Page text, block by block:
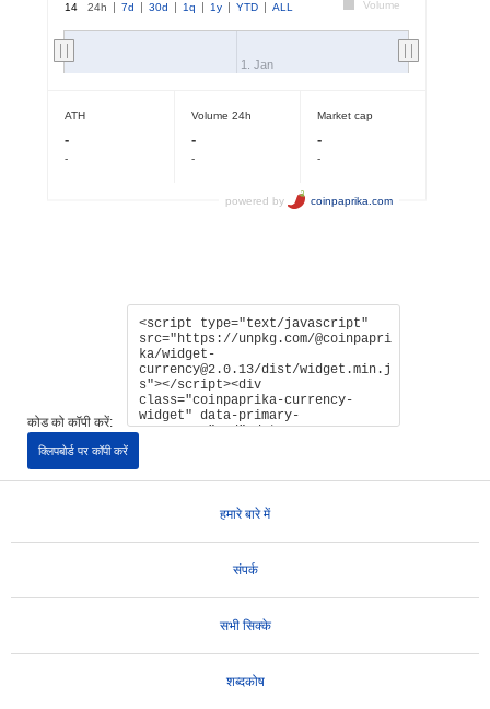
कोड को कॉपी करें:
क्लिपबोर्ड पर कॉपी करें
हमारे बारे में
संपर्क
सभी सिक्के
शब्दकोष